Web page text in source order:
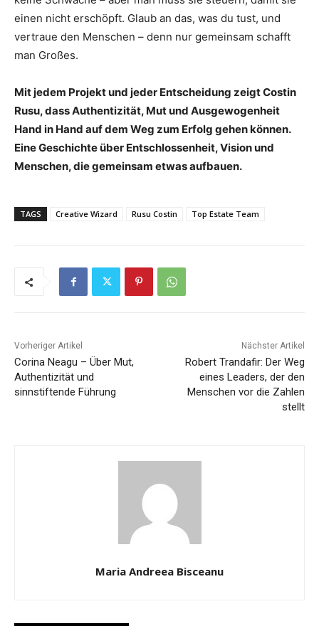
einen nicht erschöpft. Glaub an das, was du tust, und
vertraue den Menschen – denn nur gemeinsam schafft
man Großes.
Mit jedem Projekt und jeder Entscheidung zeigt Costin
Rusu, dass Authentizität, Mut und Ausgewogenheit
Hand in Hand auf dem Weg zum Erfolg gehen können.
Eine Geschichte über Entschlossenheit, Vision und
Menschen, die gemeinsam etwas aufbauen.
TAGS Creative Wizard Rusu Costin Top Estate Team
Vorheriger Artikel
Corina Neagu – Über Mut,
Authentizität und
sinnstiftende Führung
Nächster Artikel
Robert Trandafir: Der Weg
eines Leaders, der den
Menschen vor die Zahlen
stellt
Maria Andreea Bisceanu